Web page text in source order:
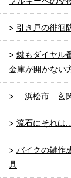
引き戸の徘
鍵もダイヤル
金庫が開かない
浜松市 玄
流石にそれは
バイクの鍵作
具